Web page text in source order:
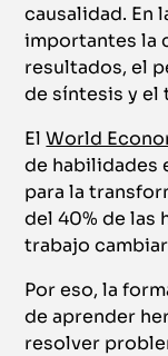
causalidad. En
importantes la
resultados, el
de síntesis y el
ElWorld
de habilidades
para la
del 40% de las
trabajo
Por eso, la
de aprender
resolver